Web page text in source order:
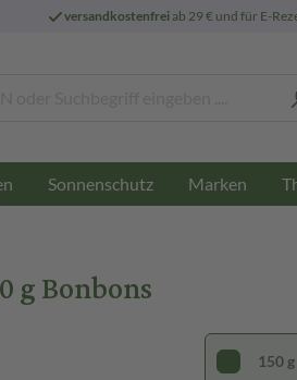
versandkostenfreiab 29 € und für E-
Sonnenschutz Marken
g Bonbons
150 g